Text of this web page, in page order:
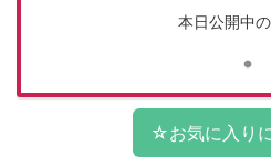
本日公開中